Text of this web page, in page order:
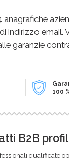
indirizzo email.
garanzie
100
B2B
qualificate